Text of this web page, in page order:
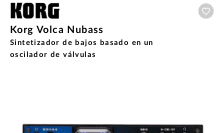
Korg Volca Nubass
Sintetizador de bajos basado en un
oscilador de válvulas